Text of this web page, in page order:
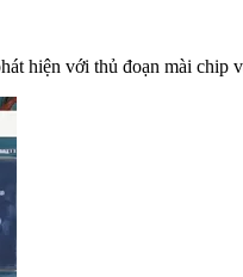
hiện với thủ đoạn mài